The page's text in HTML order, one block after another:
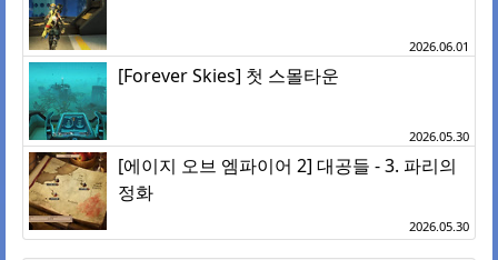
2026.06.01
[Forever Skies] 첫 스몰타운
2026.05.30
[에이지 오브 엠파이어 2] 대공들 - 3. 파리의
정화
2026.05.30